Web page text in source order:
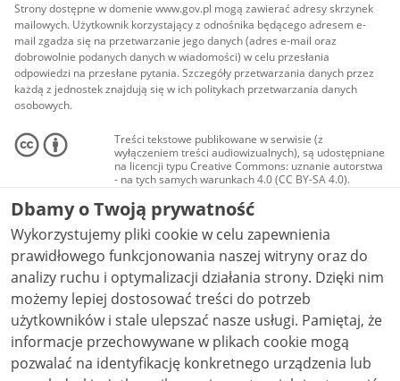
Strony dostępne w domenie www.gov.pl mogą zawierać adresy skrzynek
mailowych. Użytkownik korzystający z odnośnika będącego adresem e-
mail zgadza się na przetwarzanie jego danych (adres e-mail oraz
dobrowolnie podanych danych w wiadomości) w celu przesłania
odpowiedzi na przesłane pytania. Szczegóły przetwarzania danych przez
każdą z jednostek znajdują się w ich politykach przetwarzania danych
osobowych.
Treści tekstowe publikowane w serwisie (z
wyłączeniem treści audiowizualnych), są udostępniane
na licencji typu Creative Commons: uznanie autorstwa
- na tych samych warunkach 4.0 (CC BY-SA 4.0).
Materiały audiowizualne, w tym zdjęcia, materiały
audio i wideo, są udostępniane na licencji typu
Creative Commons: uznanie autorstwa użycie
niekomercyjne - bez utworów zależnych 4.0 (CC BY-
NC-ND 4.0), o ile nie jest to stwierdzone inaczej.
Dbamy o Twoją prywatność
Wykorzystujemy pliki cookie w celu zapewnienia
prawidłowego funkcjonowania naszej witryny oraz do
analizy ruchu i optymalizacji działania strony. Dzięki nim
możemy lepiej dostosować treści do potrzeb
użytkowników i stale ulepszać nasze usługi. Pamiętaj, że
informacje przechowywane w plikach cookie mogą
pozwalać na identyfikację konkretnego urządzenia lub